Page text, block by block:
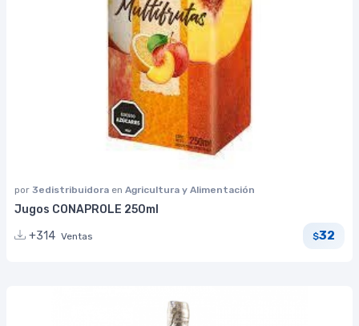
por 3edistribuidora en Agricultura y Alimentación
Jugos CONAPROLE 250ml
+314 Ventas $32